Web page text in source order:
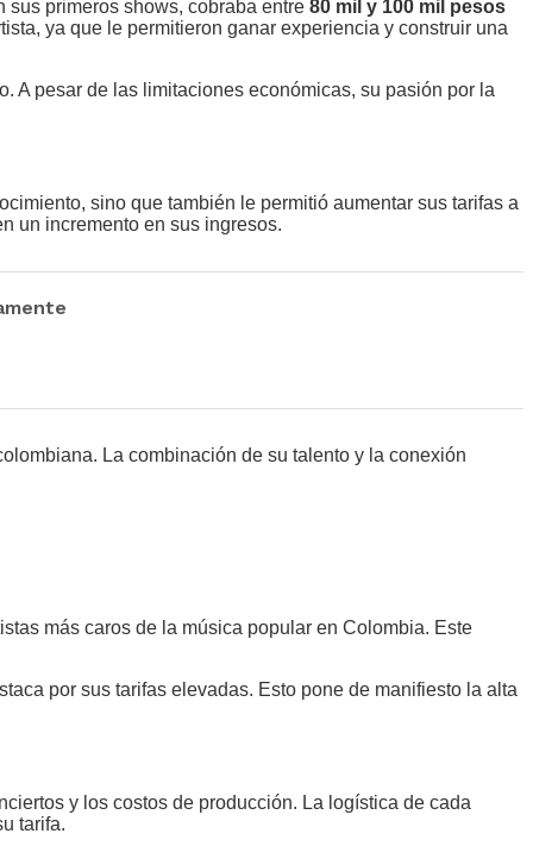
sus primeros shows, cobraba entre 80 mil y 100 mil pesos
ya que le permitieron ganar experiencia y construir una
A pesar de las limitaciones económicas, su pasión por la
sino que también le permitió aumentar sus tarifas a
un incremento en sus ingresos.
La combinación de su talento y la conexión
más caros de la música popular en Colombia. Este
por sus tarifas elevadas. Esto pone de manifiesto la alta
y los costos de producción. La logística de cada
tarifa.